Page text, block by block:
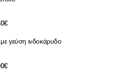
€
γεύση ινδοκάρυδο
€